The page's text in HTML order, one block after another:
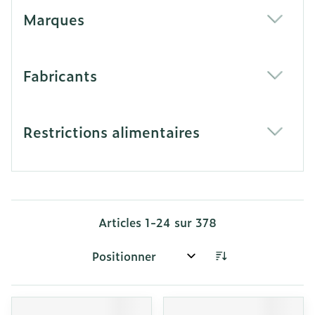
Marques
Fabricants
Restrictions alimentaires
Articles 1-24 sur 378
Trier par: